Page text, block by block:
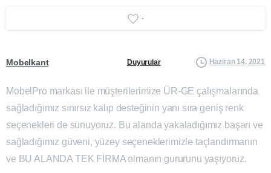
-
Mobelkant Duyurular Haziran 14, 2021
MobelPro markası ile müşterilerimize ÜR-GE çalışmalarında
sağladığımız sınırsız kalıp desteğinin yanı sıra geniş renk
seçenekleri de sunuyoruz. Bu alanda yakaladığımız başarı ve
sağladığımız güveni, yüzey seçeneklerimizle taçlandırmanın
ve BU ALANDA TEK FİRMA olmanın gururunu yaşıyoruz.